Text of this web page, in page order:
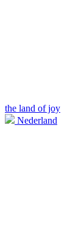
the land of joy
Nederland